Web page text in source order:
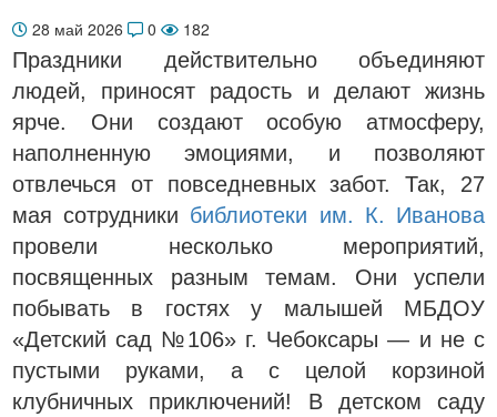
28 май 2026 0 182
Праздники действительно объединяют
людей, приносят радость и делают жизнь
ярче. Они создают особую атмосферу,
наполненную эмоциями, и позволяют
отвлечься от повседневных забот. Так, 27
мая сотрудники библиотеки им. К. Иванова
провели несколько мероприятий,
посвященных разным темам. Они успели
побывать в гостях у малышей МБДОУ
«Детский сад №106» г. Чебоксары — и не с
пустыми руками, а с целой корзиной
клубничных приключений! В детском саду